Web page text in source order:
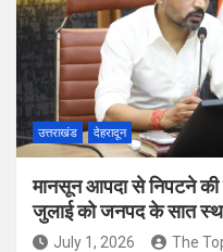
उत्तराखंड देहरादून
मानसून आपदा से निपटने की
जुलाई को जनपद के सात
July 1, 2026 The